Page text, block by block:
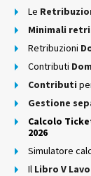
Le
Minimali
Retribuzioni
Contributi
Contributi
Gestione
Calcolo
2026
Simulatore
Il Libro V